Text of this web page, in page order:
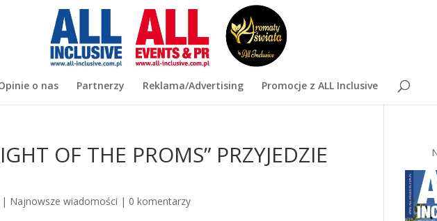
o nas Partnerzy Reklama/Advertising Promocje z ALL Inclusive
OF THE PROMS” PRZYJEDZIE
| Najnowsze wiadomości | 0 komentarzy